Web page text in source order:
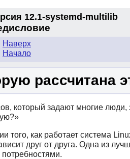
12.1-systemd-multilib
Наверх
Начало
рассчитана
который задают многие люди,
»
как работает система
друг от друга. Одна из